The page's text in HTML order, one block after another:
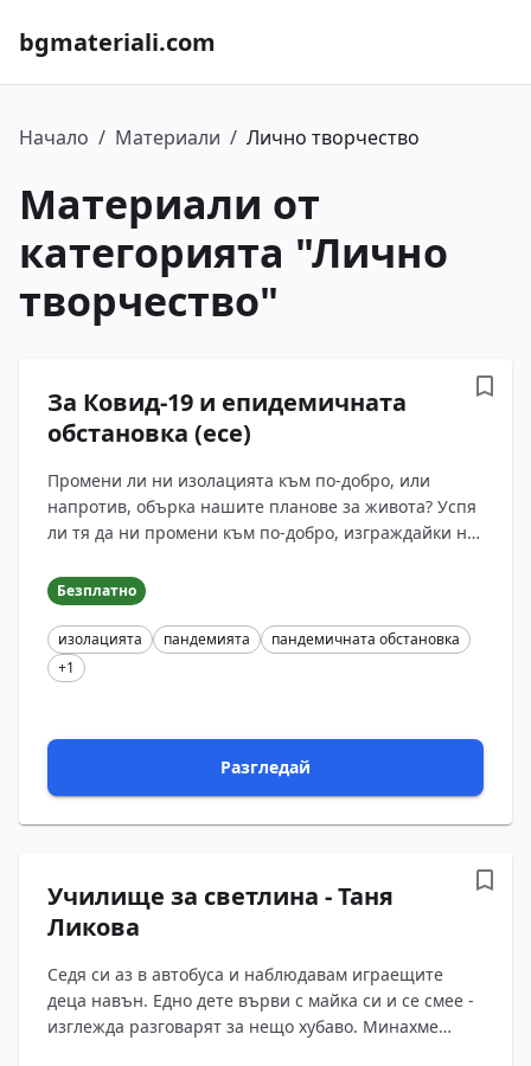
bgmateriali.com
Начало / Материали / Лично творчество
Материали от
категорията "Лично
творчество"
За Ковид-19 и епидемичната
обстановка (есе)
Промени ли ни изолацията към по-добро, или
напротив, обърка нашите планове за живота? Успя
ли тя да ни промени към по-добро, изграждайки ни
всъщн...
Безплатно
изолацията пандемията
пандемичната обстановка
+1
Разгледай
Училище за светлина - Таня
Ликова
Седя си аз в автобуса и наблюдавам играещите
деца навън. Едно дете върви с майка си и се смее -
изглежда разговарят за нещо хубаво. Минахме